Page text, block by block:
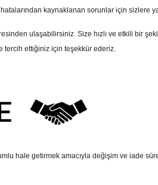
kaynaklanan sorunlar için sizlere
ulaşabilirsiniz. Size hızlı ve etkili bir
tercih ettiğiniz için teşekkür ederiz.
hale getirmek amacıyla değişim ve iade